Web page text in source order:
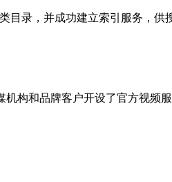
目录，并成功建立索引服务，
构和品牌客户开设了官方视频